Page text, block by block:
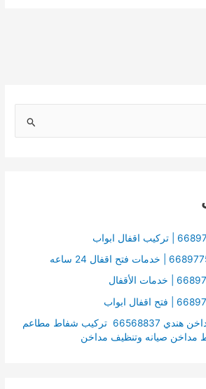
تركيب مداخن – فني مداخن هندي 66568837 تركيب شفاط مطاعم
مداخن صيانه وتنظيف مداخن